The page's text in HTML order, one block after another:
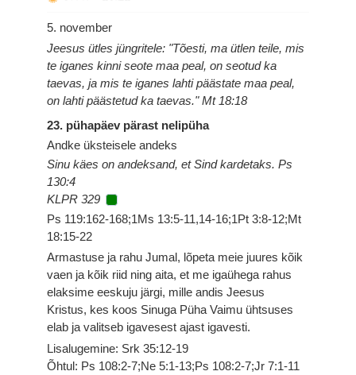
5. november
Jeesus ütles jüngritele: "Tõesti, ma ütlen teile, mis
te iganes kinni seote maa peal, on seotud ka
taevas, ja mis te iganes lahti päästate maa peal,
on lahti päästetud ka taevas." Mt 18:18
23. pühapäev pärast nelipüha
Andke üksteisele andeks
Sinu käes on andeksand, et Sind kardetaks. Ps
130:4
KLPR 329
Ps 119:162-168;1Ms 13:5-11,14-16;1Pt 3:8-12;Mt
18:15-22
Armastuse ja rahu Jumal, lõpeta meie juures kõik
vaen ja kõik riid ning aita, et me igaühega rahus
elaksime eeskuju järgi, mille andis Jeesus
Kristus, kes koos Sinuga Püha Vaimu ühtsuses
elab ja valitseb igavesest ajast igavesti.
Lisalugemine: Srk 35:12-19
Õhtul: Ps 108:2-7;Ne 5:1-13;Ps 108:2-7;Jr 7:1-11